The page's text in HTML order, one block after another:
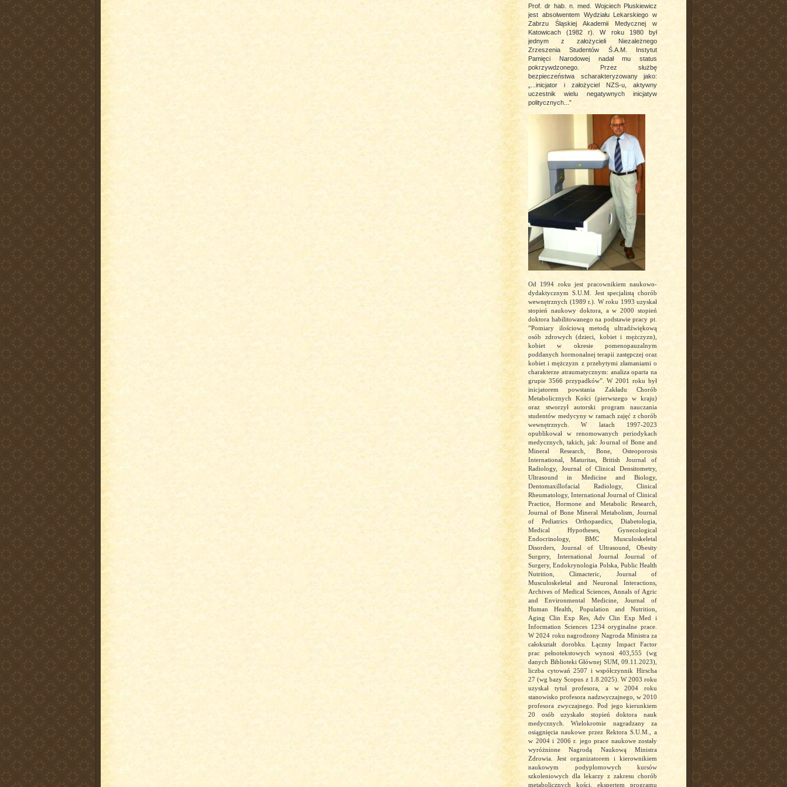
Prof. dr hab. n. med. Wojciech Pluskiewicz
jest absolwentem Wydziału Lekarskiego w
Zabrzu Śląskiej Akademii Medycznej w
Katowicach (1982 r). W roku 1980 był
jednym z założycieli Niezależnego
Zrzeszenia Studentów Ś.A.M. Instytut
Pamięci Narodowej nadał mu status
pokrzywdzonego. Przez służbę
bezpieczeństwa scharakteryzowany jako:
„...inicjator i założyciel NZS-u, aktywny
uczestnik wielu negatywnych inicjatyw
politycznych...”
Od 1994 roku jest pracownikiem naukowo-
dydaktycznym S.U.M. Jest specjalistą chorób
wewnętrznych (1989 r.). W roku 1993 uzyskał
stopień naukowy doktora, a w 2000 stopień
doktora habilitowanego na podstawie pracy pt.
”Pomiary ilościową metodą ultradźwiękową
osób zdrowych (dzieci, kobiet i mężczyzn),
kobiet w okresie pomenopauzalnym
poddanych hormonalnej terapii zastępczej oraz
kobiet i mężczyzn z przebytymi złamaniami o
charakterze atraumatycznym: analiza oparta na
grupie 3566 przypadków”. W 2001 roku był
inicjatorem powstania Zakładu Chorób
Metabolicznych Kości (pierwszego w kraju)
oraz stworzył autorski program nauczania
studentów medycyny w ramach zajęć z chorób
wewnętrznych. W latach 1997-2023
opublikował w renomowanych periodykach
medycznych, takich, jak: Journal of Bone and
Mineral Research, Bone, Osteoporosis
International, Maturitas, British Journal of
Radiology, Journal of Clinical Densitometry,
Ultrasound in Medicine and Biology,
Dentomaxillofacial Radiology, Clinical
Rheumatology, International Journal of Clinical
Practice, Hormone and Metabolic Research,
Journal of Bone Mineral Metabolism, Journal
of Pediatrics Orthopaedics, Diabetologia,
Medical Hypotheses, Gynecological
Endocrinology, BMC Musculoskeletal
Disorders, Journal of Ultrasound, Obesity
Surgery, International Journal Journal of
Surgery, Endokrynologia Polska, Public Health
Nutrition, Climacteric, Journal of
Musculoskeletal and Neuronal Interactions,
Archives of Medical Sciences, Annals of Agric
and Environmental Medicine, Journal of
Human Health, Population and Nutrition,
Aging Clin Exp Res, Adv Clin Exp Med i
Information Sciences 1234 oryginalne prace.
W 2024 roku nagrodzony Nagroda Ministra za
całokształt dorobku. Łączny Impact Factor
prac pełnotekstowych wynosi 403,555 (wg
danych Biblioteki Głównej SUM, 09.11.2023),
liczba cytowań 2507 i współczynnik Hirscha
27 (wg bazy Scopus z 1.8.2025). W 2003 roku
uzyskał tytuł profesora, a w 2004 roku
stanowisko profesora nadzwyczajnego, w 2010
profesora zwyczajnego. Pod jego kierunkiem
20 osób uzyskało stopień doktora nauk
medycznych. Wielokrotnie nagradzany za
osiągnięcia naukowe przez Rektora S.U.M., a
w 2004 i 2006 r. jego prace naukowe zostały
wyróżnione Nagrodą Naukową Ministra
Zdrowia. Jest organizatorem i kierownikiem
naukowym podyplomowych kursów
szkoleniowych dla lekarzy z zakresu chorób
metabolicznych kości, ekspertem programu